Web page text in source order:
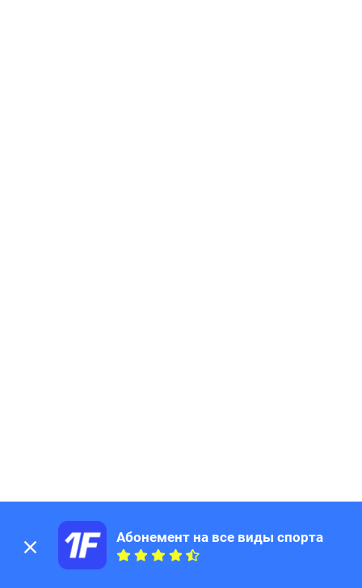
Абонемент на все виды спорта